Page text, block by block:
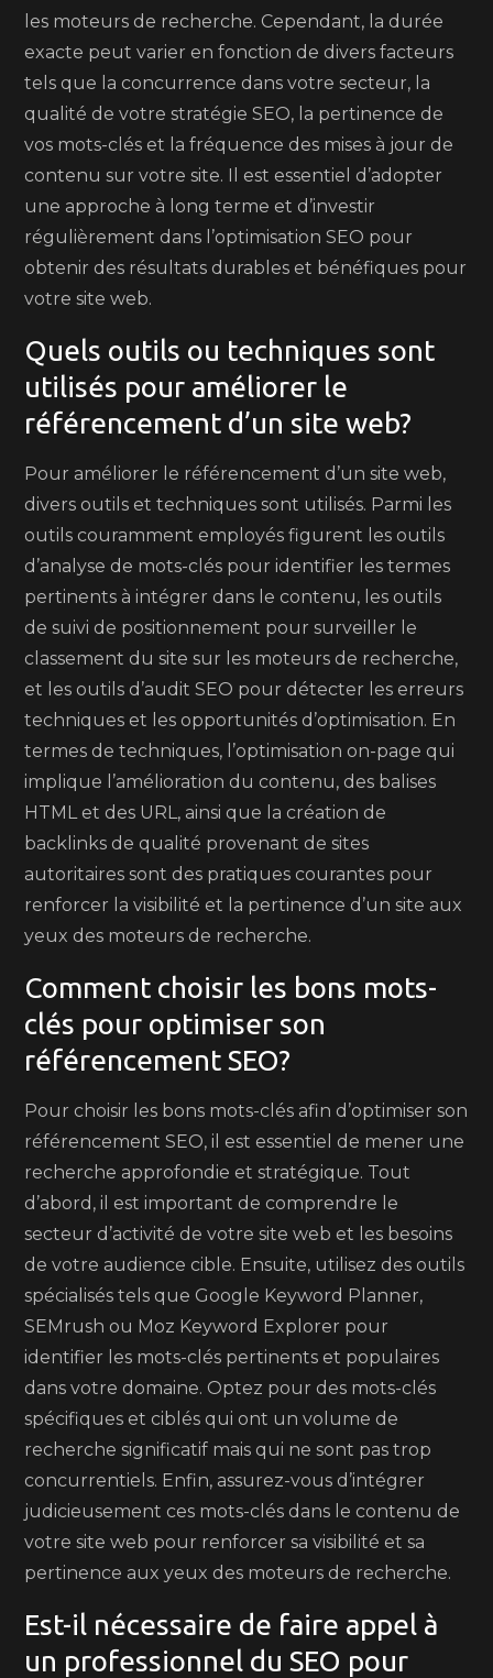
les moteurs de recherche. Cependant, la durée
exacte peut varier en fonction de divers facteurs
tels que la concurrence dans votre secteur, la
qualité de votre stratégie SEO, la pertinence de
vos mots-clés et la fréquence des mises à jour de
contenu sur votre site. Il est essentiel d’adopter
une approche à long terme et d’investir
régulièrement dans l’optimisation SEO pour
obtenir des résultats durables et bénéfiques pour
votre site web.
Quels outils ou techniques sont
utilisés pour améliorer le
référencement d’un site web?
Pour améliorer le référencement d’un site web,
divers outils et techniques sont utilisés. Parmi les
outils couramment employés figurent les outils
d’analyse de mots-clés pour identifier les termes
pertinents à intégrer dans le contenu, les outils
de suivi de positionnement pour surveiller le
classement du site sur les moteurs de recherche,
et les outils d’audit SEO pour détecter les erreurs
techniques et les opportunités d’optimisation. En
termes de techniques, l’optimisation on-page qui
implique l’amélioration du contenu, des balises
HTML et des URL, ainsi que la création de
backlinks de qualité provenant de sites
autoritaires sont des pratiques courantes pour
renforcer la visibilité et la pertinence d’un site aux
yeux des moteurs de recherche.
Comment choisir les bons mots-
clés pour optimiser son
référencement SEO?
Pour choisir les bons mots-clés afin d’optimiser son
référencement SEO, il est essentiel de mener une
recherche approfondie et stratégique. Tout
d’abord, il est important de comprendre le
secteur d’activité de votre site web et les besoins
de votre audience cible. Ensuite, utilisez des outils
spécialisés tels que Google Keyword Planner,
SEMrush ou Moz Keyword Explorer pour
identifier les mots-clés pertinents et populaires
dans votre domaine. Optez pour des mots-clés
spécifiques et ciblés qui ont un volume de
recherche significatif mais qui ne sont pas trop
concurrentiels. Enfin, assurez-vous d’intégrer
judicieusement ces mots-clés dans le contenu de
votre site web pour renforcer sa visibilité et sa
pertinence aux yeux des moteurs de recherche.
Est-il nécessaire de faire appel à
un professionnel du SEO pour